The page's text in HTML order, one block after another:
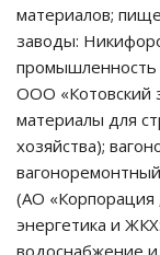
материалов;
заводы:
промышленность
ООО «Котовский
материалы для
хозяйства);
(АО «Корпорация
энергетика и
водоснабжение